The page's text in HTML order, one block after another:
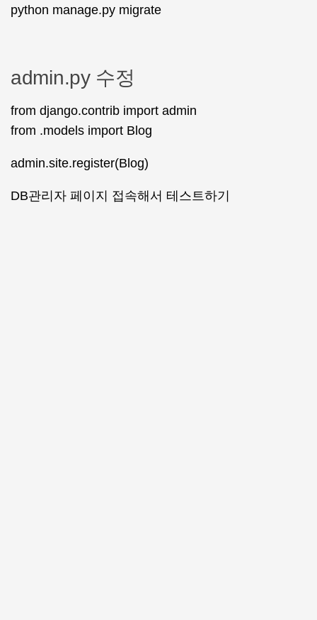
python manage.py migrate
admin.py 수정
from django.contrib import admin
from .models import Blog
admin.site.register(Blog)
DB관리자 페이지 접속해서 테스트하기